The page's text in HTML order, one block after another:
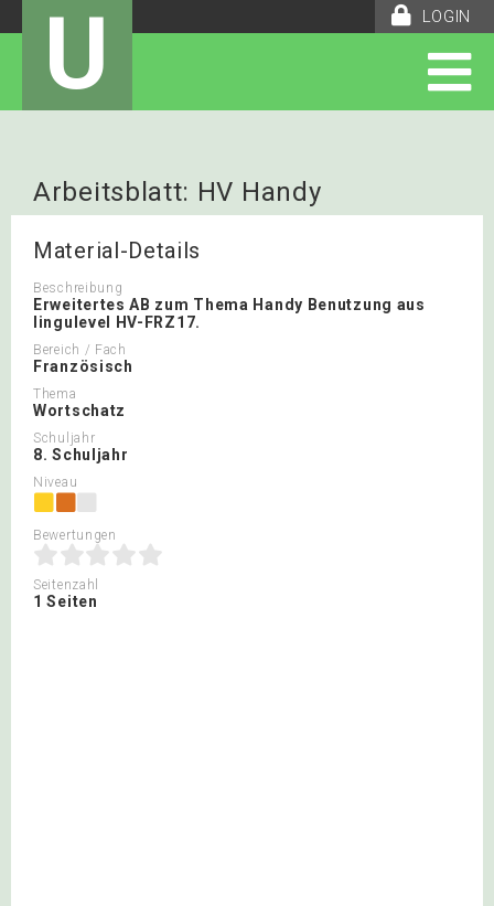
LOGIN
U
Arbeitsblatt: HV Handy
Material-Details
Beschreibung
Erweitertes AB zum Thema Handy Benutzung aus
lingulevel HV-FRZ17.
Bereich / Fach
Französisch
Thema
Wortschatz
Schuljahr
8. Schuljahr
Niveau
Bewertungen
Seitenzahl
1 Seiten